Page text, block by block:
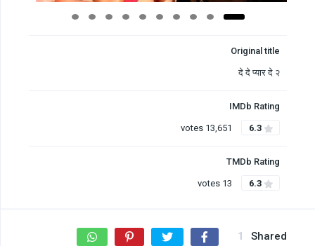
Original title
दे दे प्यार दे २
IMDb Rating
6.3
TMDb Rating
6.3
Shared
1